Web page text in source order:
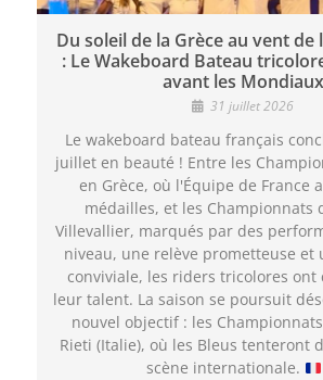
Du soleil de la Grèce au vent de
: Le Wakeboard Bateau
avant les Mondiaux
31 juillet 2026
Le wakeboard bateau français
juillet en beauté ! Entre les
en Grèce, où l'Équipe de France
médailles, et les Championnats
Villevallier, marqués par des
niveau, une relève prometteuse et
conviviale, les riders tricolores
leur talent. La saison se poursuit
nouvel objectif : les
Rieti (Italie), où les Bleus tenteront
scène internationale.